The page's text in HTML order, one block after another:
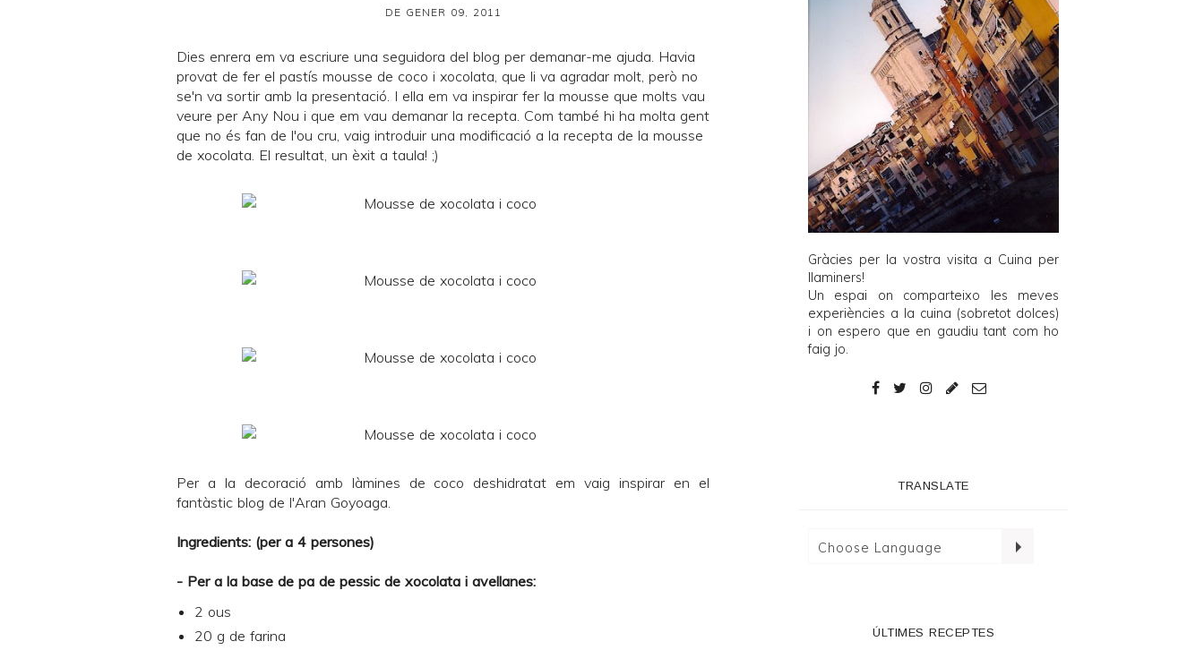
DE GENER 09, 2011
Dies enrera em va escriure una seguidora del blog per demanar-me ajuda. Havia
provat de fer el pastís mousse de coco i xocolata, que li va agradar molt, però no
se'n va sortir amb la presentació. I ella em va inspirar fer la mousse que molts vau
veure per Any Nou i que em vau demanar la recepta. Com també hi ha molta gent
que no és fan de l'ou cru, vaig introduir una modificació a la recepta de la mousse
de xocolata. El resultat, un èxit a taula! ;)
Per a la decoració amb làmines de coco deshidratat em vaig inspirar en el
fantàstic blog de l'Aran Goyoaga.
Ingredients: (per a 4 persones)
- Per a la base de pa de pessic de xocolata i avellanes:
2 ous
20 g de farina
Gràcies per la vostra visita a Cuina per
llaminers!
Un espai on comparteixo les meves
experiències a la cuina (sobretot dolces)
i on espero que en gaudiu tant com ho
faig jo.
TRANSLATE
ÚLTIMES RECEPTES